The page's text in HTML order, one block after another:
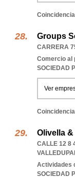
Groups
CARRERA
Comercio al
SOCIEDAD
Ver
Olivella &
CALLE 12 8
Actividades
SOCIEDAD